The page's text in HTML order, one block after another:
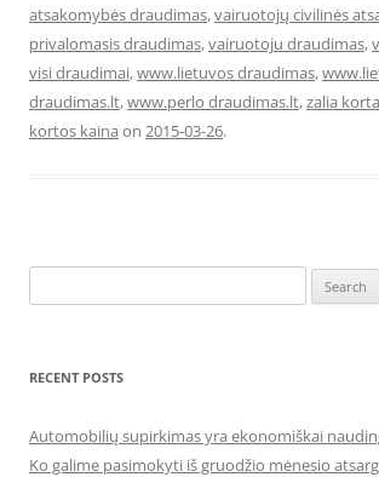
atsakomybės draudimas,vairuotojų civilinės
privalomasis draudimas,vairuotoju draudimas,
visi draudimai,www.lietuvos draudimas,
draudimas.lt,www.perlo draudimas.lt,zalia
kortos kaina on 2015-03-26.
for:
RECENT POSTS
Automobilių supirkimas yra ekonomiškai
Ko galime pasimokyti iš gruodžio mėnesio